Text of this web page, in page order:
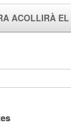
ACOLLIRÀ